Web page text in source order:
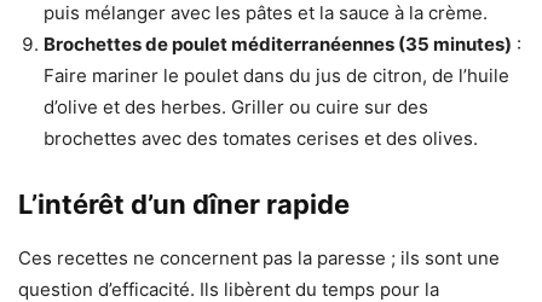
puis mélanger avec les pâtes et la sauce à la crème.
Brochettes de poulet méditerranéennes (35 minutes) :
Faire mariner le poulet dans du jus de citron, de l’huile
d’olive et des herbes. Griller ou cuire sur des
brochettes avec des tomates cerises et des olives.
L’intérêt d’un dîner rapide
Ces recettes ne concernent pas la paresse ; ils sont une
question d’efficacité. Ils libèrent du temps pour la